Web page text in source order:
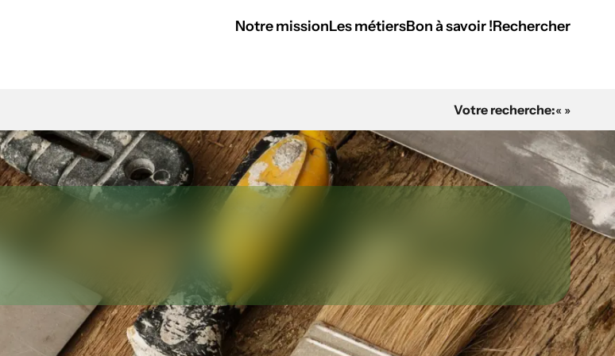
Notre missionLes métiersBon à savoir !Rechercher
Votre recherche:« »